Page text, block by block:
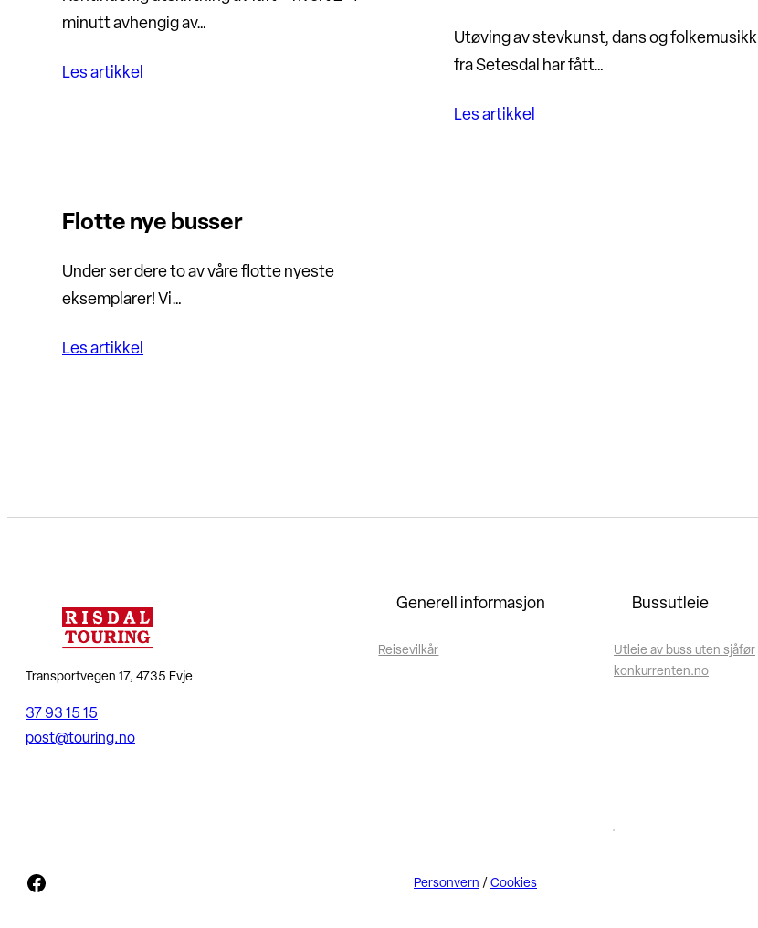
minutt avhengig av…
Les artikkel
Utøving av stevkunst, dans og folkemusikk
fra Setesdal har fått…
Les artikkel
Flotte nye busser
Under ser dere to av våre flotte nyeste
eksemplarer! Vi…
Les artikkel
Transportvegen 17, 4735 Evje
37 93 15 15
post@touring.no
Generell informasjon
Reisevilkår
Bussutleie
Utleie av buss uten sjåfør
konkurrenten.no
Facebook Personvern /Cookies